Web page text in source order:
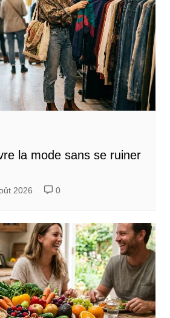
la mode sans se ruiner
2026 0